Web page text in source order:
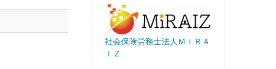
社会保険労務士法人ＭｉＲＡ
ＩＺ